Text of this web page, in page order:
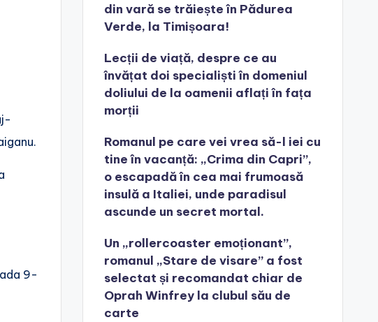
9-
din vară se trăiește în Pădurea
Verde, la Timișoara!
Lecții de viață, despre ce au
învățat doi specialiști în domeniul
doliului de la oamenii aflați în fața
morții
Romanul pe care vei vrea să-l iei cu
tine în vacanță: „Crima din Capri”,
o escapadă în cea mai frumoasă
insulă a Italiei, unde paradisul
ascunde un secret mortal.
Un „rollercoaster emoționant”,
romanul „Stare de visare” a fost
selectat și recomandat chiar de
Oprah Winfrey la clubul său de
carte